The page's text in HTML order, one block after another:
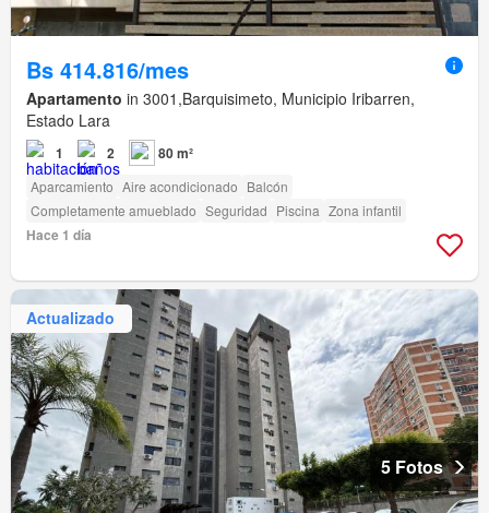
Bs 414.816/mes
Apartamento in 3001,Barquisimeto, Municipio Iribarren,
Estado Lara
1 2 80 m²
Aparcamiento Aire acondicionado Balcón
Completamente amueblado Seguridad Piscina Zona infantil
Hace 1 día
Actualizado
5 Fotos